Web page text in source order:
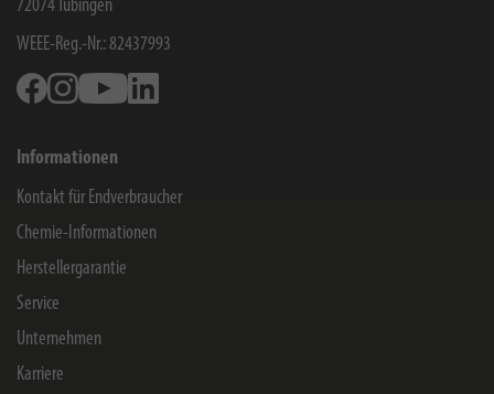
72074 Tübingen
WEEE-Reg.-Nr.: 82437993
FacebookInstagramYoutube
Informationen
Kontakt für Endverbraucher
Chemie-Informationen
Herstellergarantie
Service
Unternehmen
Karriere